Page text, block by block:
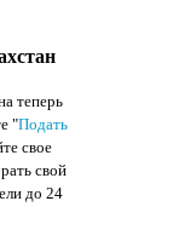
теперь
"Подать
свое
свой
до 24